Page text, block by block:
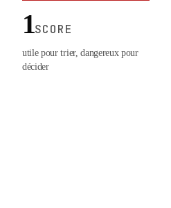
1SCORE
utile pour trier, dangereux pour
décider